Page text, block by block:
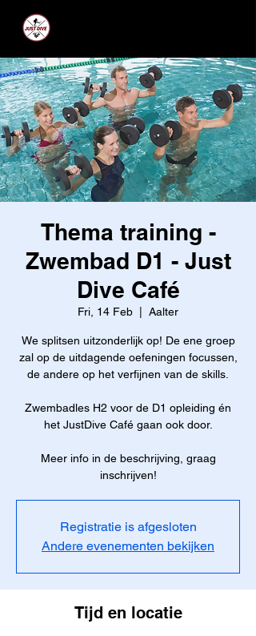
Thema training -
Zwembad D1 - Just
Dive Café
Fri, 14 Feb Aalter
We splitsen uitzonderlijk op! De ene groep
zal op de uitdagende oefeningen focussen,
de andere op het verfijnen van de skills.
Zwembadles H2 voor de D1 opleiding én
het JustDive Café gaan ook door.
Meer info in de beschrijving, graag
inschrijven!
Registratie is afgesloten
Andere evenementen bekijken
Tijd en locatie